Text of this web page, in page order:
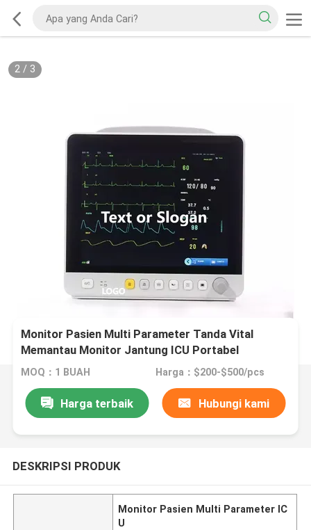
2/ 3
Monitor Pasien Multi Parameter Tanda Vital
Memantau Monitor Jantung ICU Portabel
MOQ：1 BUAH Harga：$200-$500/pcs
Harga terbaik Hubungi kami
DESKRIPSI PRODUK
Monitor Pasien Multi Parameter IC
U